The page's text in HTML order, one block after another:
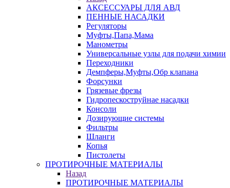
АКСЕССУАРЫ ДЛЯ АВД
ПЕННЫЕ НАСАДКИ
Регуляторы
Муфты,Папа,Мама
Манометры
Универсальные узлы для подачи химии
Переходники
Демпферы,Муфты,Обр клапана
Форсунки
Грязевые фрезы
Гидропескоструйнае насадки
Консоли
Дозирующие системы
Фильтры
Шланги
Копья
Пистолеты
ПРОТИРОЧНЫЕ МАТЕРИАЛЫ
Назад
ПРОТИРОЧНЫЕ МАТЕРИАЛЫ